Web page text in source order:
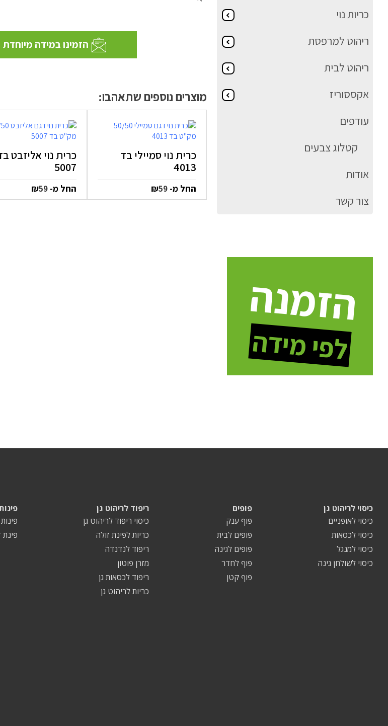
הזמינו במידה מיוחדת
מוצרים נוספים שתאהבו:
כרית נוי סמיילי בד
4013
החל מ- ₪59
כרית נוי אליזבט
5007
החל מ- ₪59
כריות נוי
ריהוט למרפסת
ריהוט לבית
אקססוריז
עודפים
קטלוג צבעים
אודות
צור קשר
הזמנה
לפי מידה
פינת
ריפוד לריהוט גן
כיסוי ריפוד לריהוט גן
כריות לפינת זולה
ריפוד לנדנדה
מזרן פוטון
ריפוד לכסאות גן
כריות לריהוט גן
פופים
פוף ענק
פופים לבית
פופים לגינה
פוף לחדר
פוף קטן
כיסוי לריהוט גן
כיסוי לאופניים
כיסוי לכסאות
כיסוי למנגל
כיסוי לשולחן גינה